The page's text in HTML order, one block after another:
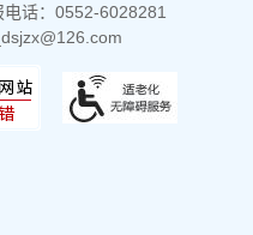
话：0552-6028281